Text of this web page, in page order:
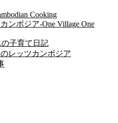
Cooking
ンボジア-One Village One
子育て日記
レッツカンボジア